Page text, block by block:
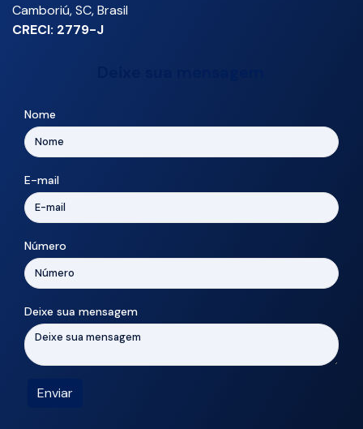
Camboriú,SC,Brasil
CRECI: 2779-J
Nome
E-mail
Número
Deixe sua mensagem